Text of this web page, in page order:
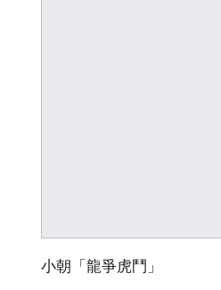
小朝「龍爭虎鬥」